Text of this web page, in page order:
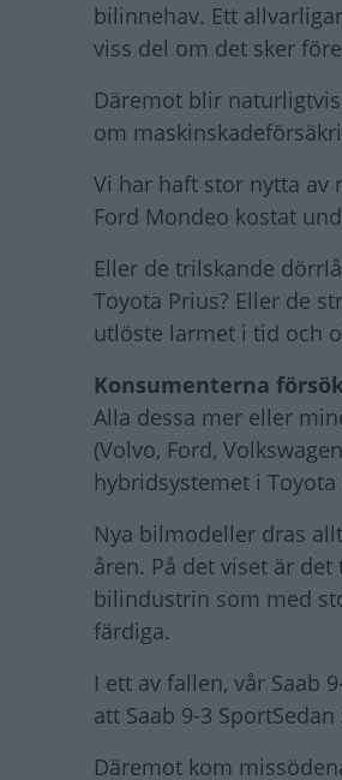
bilinnehav. Ett
viss del om det sker
Däremot blir
om
Vi har haft stor nytta av
Ford Mondeo kostat
Eller de trilskande
Toyota Prius? Eller de
utlöste larmet i tid och
Konsumenterna
Alla dessa mer eller
(Volvo, Ford,
hybridsystemet i
Nya bilmodeller dras
åren. På det viset är
bilindustrin som med
färdiga.
I ett av fallen, vår Saab
att Saab 9-3
Däremot kom